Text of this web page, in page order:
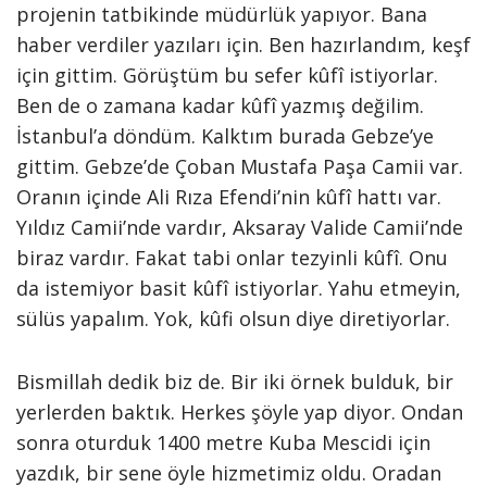
projenin tatbikinde müdürlük yapıyor. Bana
haber verdiler yazıları için. Ben hazırlandım, keşf
için gittim. Görüştüm bu sefer kûfî istiyorlar.
Ben de o zamana kadar kûfî yazmış değilim.
İstanbul’a döndüm. Kalktım burada Gebze’ye
gittim. Gebze’de Çoban Mustafa Paşa Camii var.
Oranın içinde Ali Rıza Efendi’nin kûfî hattı var.
Yıldız Camii’nde vardır, Aksaray Valide Camii’nde
biraz vardır. Fakat tabi onlar tezyinli kûfî. Onu
da istemiyor basit kûfî istiyorlar. Yahu etmeyin,
sülüs yapalım. Yok, kûfi olsun diye diretiyorlar.
Bismillah dedik biz de. Bir iki örnek bulduk, bir
yerlerden baktık. Herkes şöyle yap diyor. Ondan
sonra oturduk 1400 metre Kuba Mescidi için
yazdık, bir sene öyle hizmetimiz oldu. Oradan